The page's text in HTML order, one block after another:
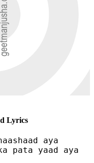
Lyrics
aya
pata yaad aya